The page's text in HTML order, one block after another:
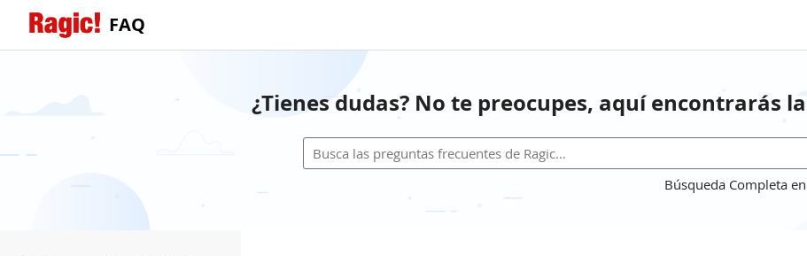
FAQ
¿Tienes dudas? No te preocupes, aquí encontrarás
Búsqueda Completa